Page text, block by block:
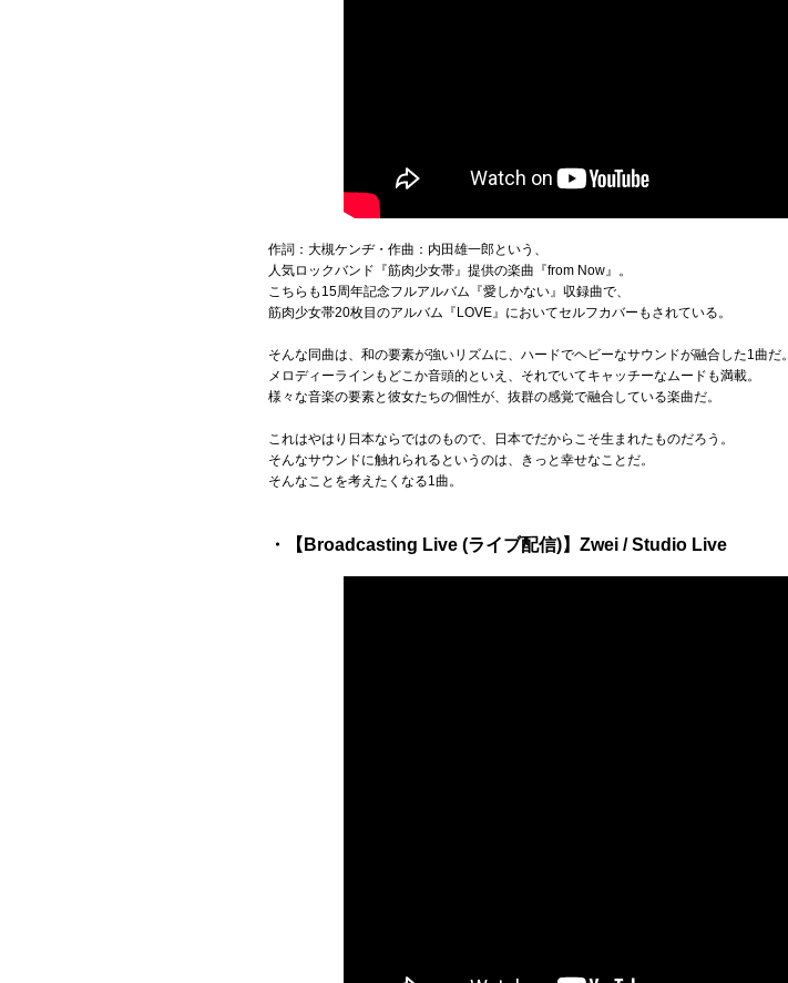
作詞：大槻ケンヂ・作曲：内田雄一郎という、
人気ロックバンド『筋肉少女帯』提供の楽曲『from Now』。
こちらも15周年記念フルアルバム『愛しかない』収録曲で、
筋肉少女帯20枚目のアルバム『LOVE』においてセルフカバーもされている。
そんな同曲は、和の要素が強いリズムに、ハードでヘビーなサウンドが融合した1曲だ。
メロディーラインもどこか音頭的といえ、それでいてキャッチーなムードも満載。
様々な音楽の要素と彼女たちの個性が、抜群の感覚で融合している楽曲だ。
これはやはり日本ならではのもので、日本でだからこそ生まれたものだろう。
そんなサウンドに触れられるというのは、きっと幸せなことだ。
そんなことを考えたくなる1曲。
・【Broadcasting Live (ライブ配信)】Zwei / Studio Live